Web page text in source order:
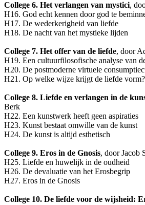
College 6. Het verlangen van mystici,
H16. God echt kennen door god te
H17. De wederkerigheid van liefde
H18. De nacht van het mystieke lijden
College 7. Het offer van de liefde, door
H19. Een cultuurfilosofische analyse van
H20. De postmoderne virtuele
H21. Op welke wijze krijgt de liefde vorm?
College 8. Liefde en verlangen in de
Berk
H22. Een kunstwerk heeft geen aspiraties
H23. Kunst bestaat omwille van de kunst
H24. De kunst is altijd esthetisch
College 9. Eros in de Gnosis, door Jacob
H25. Liefde en huwelijk in de oudheid
H26. De devaluatie van het Erosbegrip
H27. Eros in de Gnosis
College 10. De liefde voor de wijsheid: